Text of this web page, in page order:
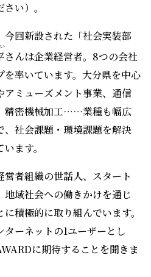
い）。
回新設された「社会実装部
さんは企業経営者。8つの会社
率いています。大分県を中心
アミューズメント事業、通信
精密機械加工……業種も幅広
、社会課題・環境課題を解決
ます。
者組織の世話人、スタート
域社会への働きかけを通じ
積極的に取り組んでいます。
ーネットの1ユーザーとし
に期待することを聞きま